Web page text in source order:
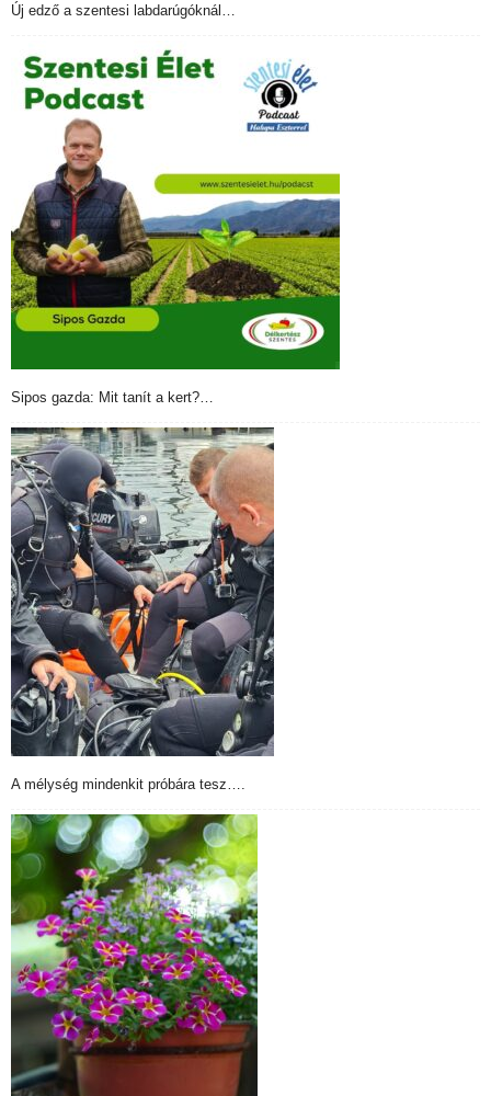
Új edző a szentesi labdarúgóknál…
Sipos gazda: Mit tanít a kert?…
A mélység mindenkit próbára tesz….